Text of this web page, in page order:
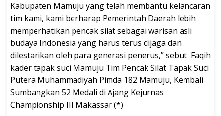
Kabupaten Mamuju yang telah membantu kelancaran
tim kami, kami berharap Pemerintah Daerah lebih
memperhatikan pencak silat sebagai warisan asli
budaya Indonesia yang harus terus dijaga dan
dilestarikan oleh para generasi penerus,” sebut Faqih
kader tapak suci Mamuju Tim Pencak Silat Tapak Suci
Putera Muhammadiyah Pimda 182 Mamuju, Kembali
Sumbangkan 52 Medali di Ajang Kejurnas
Championship III Makassar (*)